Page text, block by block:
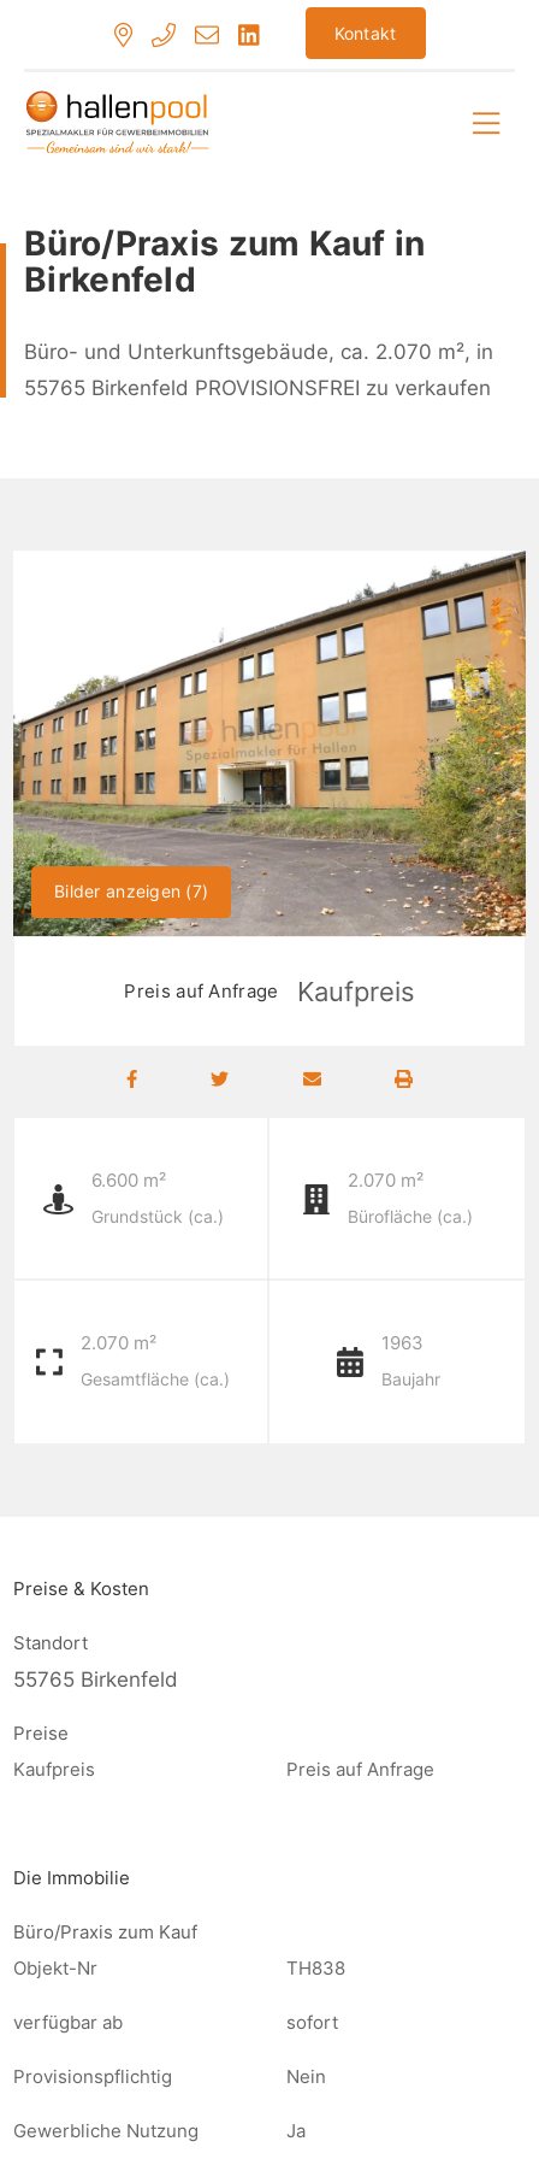
springen
Kontakt
Büro/Praxis zum Kauf in
Birkenfeld
Büro- und Unterkunftsgebäude, ca. 2.070 m², in
55765 Birkenfeld PROVISIONSFREI zu verkaufen
Bilder anzeigen (7)
Preis auf Anfrage Kaufpreis
6.600 m²
Grundstück (ca.)
2.070 m²
Bürofläche (ca.)
2.070 m²
Gesamtfläche (ca.)
1963
Baujahr
Preise & Kosten
Standort
55765 Birkenfeld
Preise
Kaufpreis
Preis auf Anfrage
Die Immobilie
Büro/Praxis zum Kauf
Objekt-Nr
TH838
verfügbar ab sofort
Provisionspflichtig Nein
Gewerbliche Nutzung
Ja